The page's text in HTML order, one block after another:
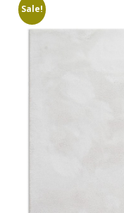
Sale!